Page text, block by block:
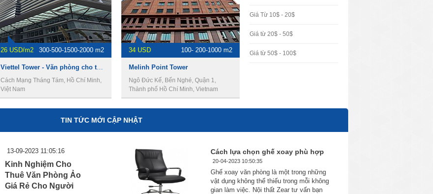
26 USD/m2 300-500-1500-2000 m2
Viettel Tower - Văn phòng cho thuê quận 10.
Cách Mạng Tháng Tám, Hồ Chí Minh,
Việt Nam
34 USD 100- 200-1000 m2
Melinh Point Tower
Ngô Đức Kế, Bến Nghé, Quận 1,
Thành phố Hồ Chí Minh, Vietnam
Giá Từ 10$ - 20$
Giá từ 20$ - 50$
Giá từ 50$ - 100$
TIN TỨC MỚI CẬP NHẬT
Kinh Nghiệm Cho
Thuê Văn Phòng Ảo
Giá Rẻ Cho Người
13-09-2023 11:05:16 Cách lựa chọn ghế xoay phù hợp
20-04-2023 10:50:35
Ghế xoay văn phòng là một trong những
vật dụng không thể thiếu trong mỗi không
gian làm việc. Nội thất Zear tư vấn bạn